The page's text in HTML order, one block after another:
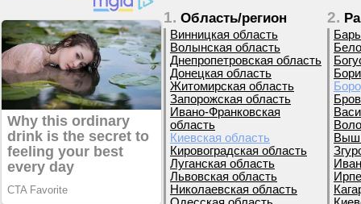
1. Область/регион
Винницкая область
Волынская область
Днепропетровская область
Донецкая область
Житомирская область
Запорожская область
Ивано-Франковская
область
Киевская область
Кировоградская область
Луганская область
Львовская область
Николаевская область
2.